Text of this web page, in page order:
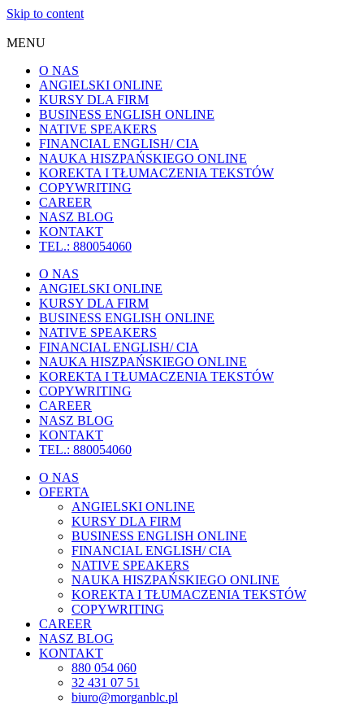
Skip to content
MENU
O NAS
ANGIELSKI ONLINE
KURSY DLA FIRM
BUSINESS ENGLISH ONLINE
NATIVE SPEAKERS
FINANCIAL ENGLISH/ CIA
NAUKA HISZPAŃSKIEGO ONLINE
KOREKTA I TŁUMACZENIA TEKSTÓW
COPYWRITING
CAREER
NASZ BLOG
KONTAKT
TEL.: 880054060
O NAS
ANGIELSKI ONLINE
KURSY DLA FIRM
BUSINESS ENGLISH ONLINE
NATIVE SPEAKERS
FINANCIAL ENGLISH/ CIA
NAUKA HISZPAŃSKIEGO ONLINE
KOREKTA I TŁUMACZENIA TEKSTÓW
COPYWRITING
CAREER
NASZ BLOG
KONTAKT
TEL.: 880054060
O NAS
OFERTA
ANGIELSKI ONLINE
KURSY DLA FIRM
BUSINESS ENGLISH ONLINE
FINANCIAL ENGLISH/ CIA
NATIVE SPEAKERS
NAUKA HISZPAŃSKIEGO ONLINE
KOREKTA I TŁUMACZENIA TEKSTÓW
COPYWRITING
CAREER
NASZ BLOG
KONTAKT
880 054 060
32 431 07 51
biuro@morganblc.pl